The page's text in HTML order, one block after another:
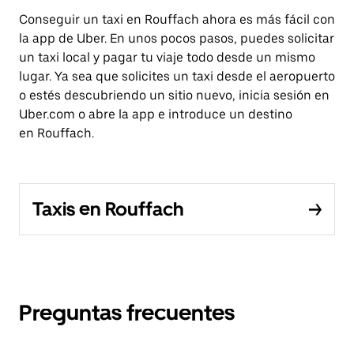
Conseguir un taxi en Rouffach ahora es más fácil con
la app de Uber. En unos pocos pasos, puedes solicitar
un taxi local y pagar tu viaje todo desde un mismo
lugar. Ya sea que solicites un taxi desde el aeropuerto
o estés descubriendo un sitio nuevo, inicia sesión en
Uber.com o abre la app e introduce un destino
en Rouffach.
Taxis en Rouffach
Preguntas frecuentes